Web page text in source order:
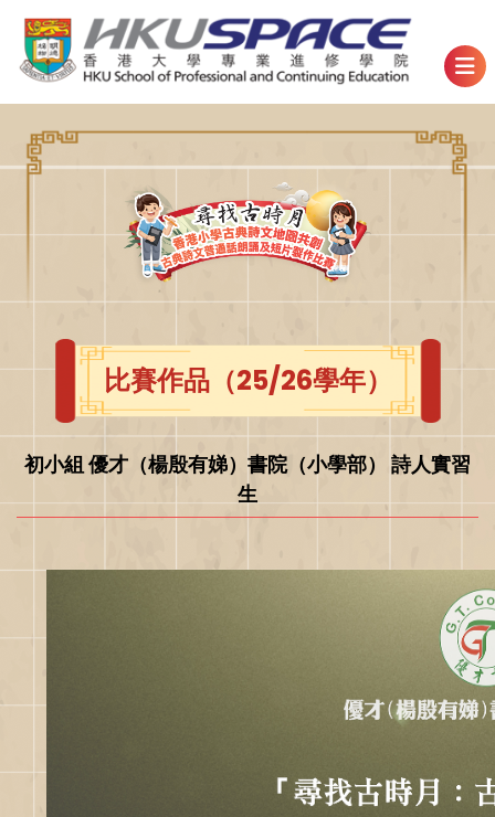
比賽作品（25/26學年）
初小組 優才（楊殷有娣）書院（小學部） 詩人實習
生